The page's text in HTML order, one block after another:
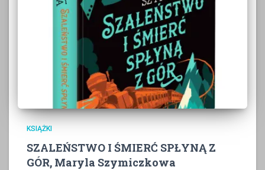
KSIĄŻKI
SZALEŃSTWO I ŚMIERĆ SPŁYNĄ Z
GÓR, Maryla Szymiczkowa